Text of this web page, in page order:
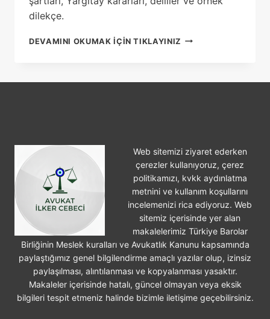
dilekçe.
DEVAMINI OKUMAK IÇIN TIKLAYINIZ SUÇ
Web sitemizi ziyaret ederken
çerezler kullanıyoruz, çerez
politikamızı, kvkk aydınlatma
metnini ve kullanım koşullarını
incelemenizi rica ediyoruz. Web
sitemiz içerisinde yer alan
makalelerimiz Türkiye Barolar
Birliğinin Meslek kuralları ve Avukatlık Kanunu kapsamında
paylaştığımız genel bilgilendirme amaçlı yazılar olup, izinsiz
paylaşılması, alıntılanması ve kopyalanması yasaktır.
Makaleler içerisinde hatalı, güncel olmayan veya eksik
bilgileri tespit etmeniz halinde bizimle iletişime geçebilirsiniz.